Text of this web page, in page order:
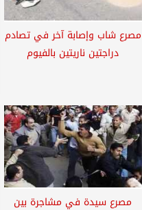
مصرع شاب وإصابة آخر في تصادم
دراجتين ناريتين بالفيوم
مصرع سيدة في مشاجرة بين